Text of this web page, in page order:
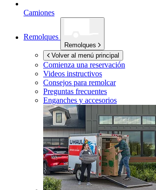
Camiones
Remolques
Remolques
Volver al menú principal
Comienza una reservación
Videos instructivos
Consejos para remolcar
Preguntas frecuentes
Enganches y accesorios